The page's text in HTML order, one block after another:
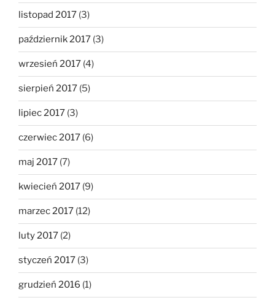
listopad 2017 (3)
październik 2017 (3)
wrzesień 2017 (4)
sierpień 2017 (5)
lipiec 2017 (3)
czerwiec 2017 (6)
maj 2017 (7)
kwiecień 2017 (9)
marzec 2017 (12)
luty 2017 (2)
styczeń 2017 (3)
grudzień 2016 (1)